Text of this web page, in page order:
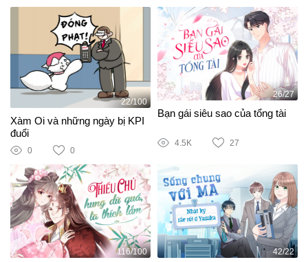
22/100
Xàm Oi và những ngày bị KPI
đuổi
0 0
26/27
Bạn gái siêu sao của tổng tài
4.5K 27
116/100 42/22